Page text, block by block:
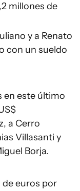
millones de
y a Renato
con un sueldo
en este último
a Cerro
Villasanti y
Borja.
de euros por